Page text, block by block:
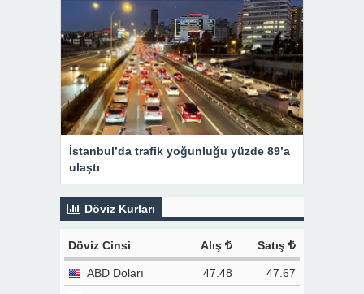
İstanbul’da trafik yoğunluğu yüzde 89’a
ulaştı
Döviz Kurları
Döviz Cinsi Alış Satış
ABD Doları 47.48
47.67